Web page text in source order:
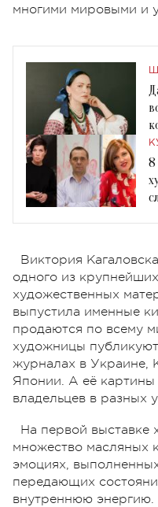
многими мировыми и
8
Виктория
одного из
художественных
выпустила именные
продаются по всему
художницы
журналах в Украине,
Японии. А её
владельцев в разных
На первой выставке
множество масляных
эмоциях,
передающих
внутреннюю